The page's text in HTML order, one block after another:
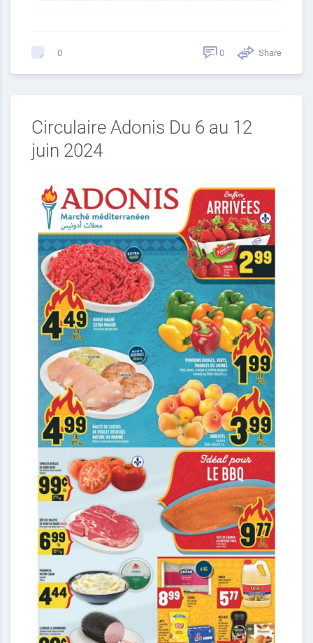
0 0 Share
Circulaire Adonis Du 6 au 12
juin 2024